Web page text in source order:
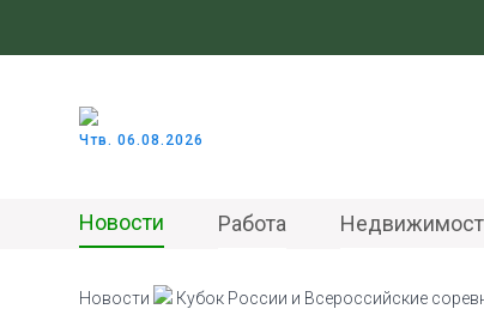
Чтв. 06.08.2026
Новости Работа
Новости Кубок России и Всероссийские